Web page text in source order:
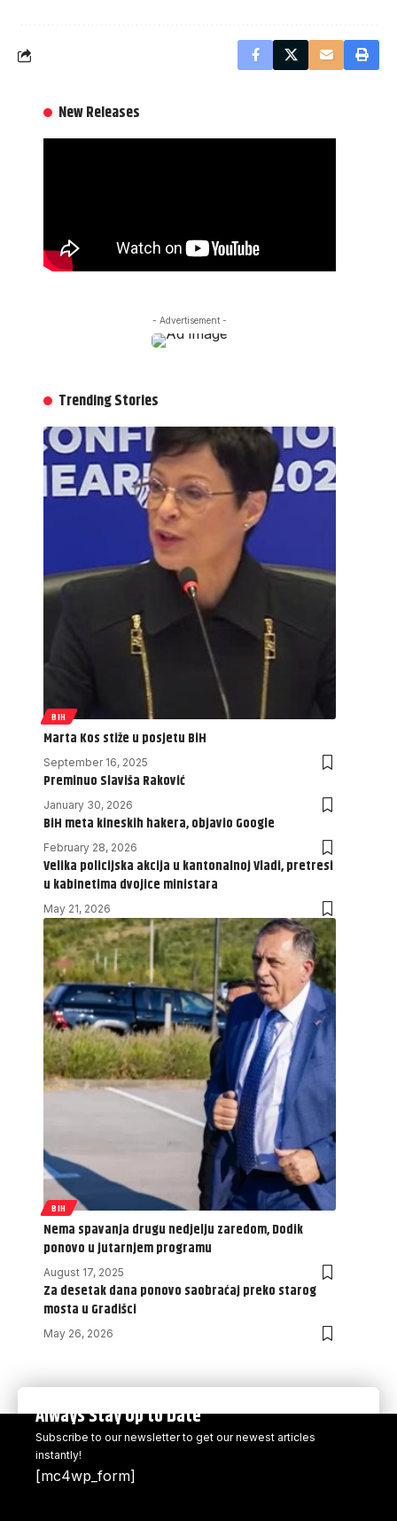
New Releases
- Advertisement -
Trending Stories
BIH
Marta Kos stiže u posjetu BiH
September 16, 2025
Preminuo Slaviša Raković
January 30, 2026
BiH meta kineskih hakera, objavio Google
February 28, 2026
Velika policijska akcija u kantonalnoj Vladi, pretresi
u kabinetima dvojice ministara
May 21, 2026
BIH
Nema spavanja drugu nedjelju zaredom, Dodik
ponovo u jutarnjem programu
August 17, 2025
Za desetak dana ponovo saobraćaj preko starog
mosta u Gradišci
May 26, 2026
Always Stay Up to Date
Subscribe to our newsletter to get our newest articles
instantly!
[mc4wp_form]